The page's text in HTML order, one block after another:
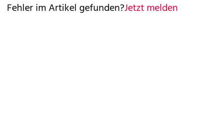
Fehler im Artikel gefunden?Jetzt melden